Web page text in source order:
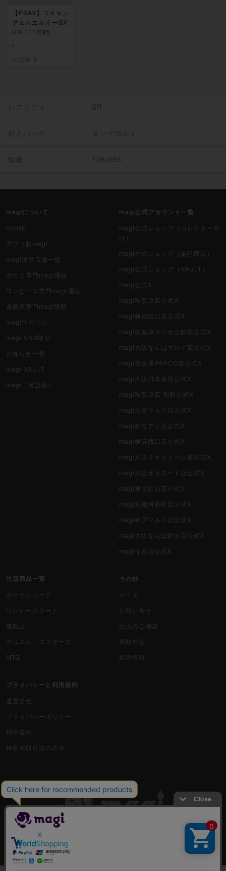
【PSA9】コイキン
グ＆ホエルオーGX
HR 111/095
-
出品数 0
レアリティ SR
封入パック タッグボルト
型番 106/095
magiについて
HOME
アプリ版magi
magi運営店舗一覧
ポケカ専門magi通販
ワンピース専門magi通販
遊戯王専門magi通販
magiマガジン
magi SNS取引
お知らせ一覧
magi VAULT
magi（英語版）
magi公式アカウント一覧
magi公式ショップ（コレクター向
け）
magi公式ショップ（委託商品）
magi公式ショップ（VAULT）
magi公式X
magi秋葉原店公式X
magi新宿西口店公式X
magi秋葉原ラジオ会館店公式X
magi大阪なんばマルイ店公式X
magi名古屋PARCO店公式X
magi大阪日本橋店公式X
magi秋葉原店 別館公式X
magi大宮マルイ店公式X
magi柏モディ店公式X
magi横浜西口店公式X
magi八王子オクトーレ店公式X
magi大阪オタロード店公式X
magi東京駅前店公式X
magi京都河原町店公式X
magi神戸マルイ店公式X
magi大阪なんば駅前店公式X
magi仙台店公式X
注目商品一覧
ポケモンカード
ワンピースカード
遊戯王
デュエル・マスターズ
MTG
その他
ガイド
お問い合せ
出店のご相談
買取申込
採用情報
プライバシーと利用規約
運営会社
プライバシーポリシー
利用規約
特定商取引法の表示
古物商許可番号 株式会社ジラフ 東京都公安委員会 第303311606477号
COPYRIGHT © 2019 Jiraffe Inc.